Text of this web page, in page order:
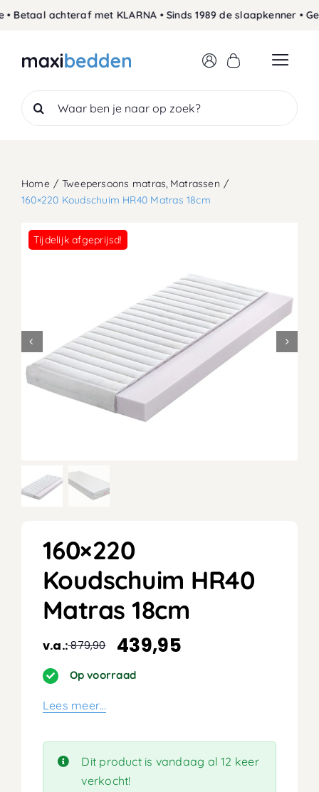
achteraf met KLARNA • Sinds 1989 de slaapkenner •
Search
for:
Home Tweepersoons matras Matrassen
160×220 Koudschuim HR40 Matras 18cm
Tijdelijk afgeprijsd!
160×220
Koudschuim HR40
Matras 18cm
v.a.:879,90
Oorspronkelijke
prijs
was:
879,90.
439,95
Huidige
prijs
is:
439,95.
Op voorraad
Lees meer…
Dit product is vandaag al 12 keer
verkocht!